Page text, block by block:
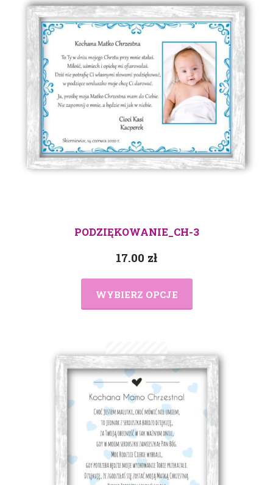
PODZIĘKOWANIE_CH-3
17.00 zł
WYBIERZ OPCJE